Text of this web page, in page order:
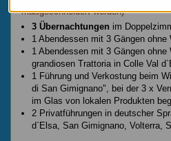
maßgeschneidert werden)
3 Übernachtungen im
1 Abendessen mit 3 Gängen
1 Abendessen mit 3 Gängen ohne
grandiosen Trattoria in Colle Val
1 Führung und Verkostung beim
di San Gimignano", bei der 3 x
im Glas von lokalen Produkten
2 Privatführungen in deutscher
d`Elsa, San Gimignano, Volterra,